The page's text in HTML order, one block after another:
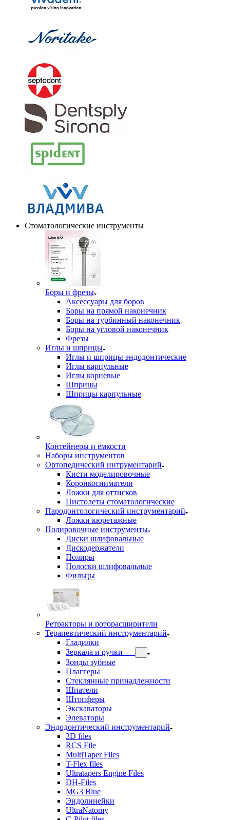
Стоматологические инструменты
Боры и фрезы
Аксессуары для боров
Боры на прямой наконечник
Боры на турбинный наконечник
Боры на угловой наконечник
Фрезы
Иглы и шприцы
Иглы и шприцы эндодонтические
Иглы карпульные
Иглы корневые
Шприцы
Шприцы карпульные
Контейнеры и ёмкости
Наборы инструментов
Ортопедический интрументарий
Кисти моделировочные
Коронкосниматели
Ложки для оттисков
Пистолеты стоматологические
Пародонтологический инструментарий
Ложки кюретажные
Полировочные инструменты
Диски шлифовальные
Дискодержатели
Полиры
Полоски шлифовальные
Фильцы
Ретракторы и роторасширители
Терапевтический инструментарий
Гладилки
Зеркала и ручки
Зонды зубные
Плаггеры
Стеклянные принадлежности
Шпатели
Штопферы
Экскаваторы
Элеваторы
Эндодонтический инструментарий
3D files
RCS File
MultiTaper Files
T-Flex files
Ultratapers Engine Files
DH-Files
MG3 Blue
Эндолинейки
UltraNatomy